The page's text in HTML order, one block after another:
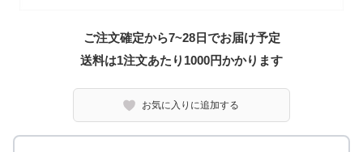
ご注文確定から7~28日でお届け予定
送料は1注文あたり 1000円かかります
お気に入りに追加する